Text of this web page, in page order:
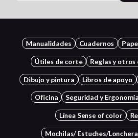
Manualidades Cuadernos
Útiles de corte Reglas y
Dibujo y pintura Libros de apoyo
Oficina Seguridad y Ergonomía
Línea Sense of color
Mochilas/ Estuches/